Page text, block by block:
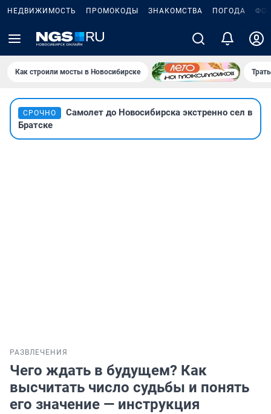
НЕДВИЖИМОСТЬ ПРОМОКОДЫ ЗНАКОМСТВА ПОГОДА
Как строили мосты в Новосибирске
СРОЧНО
Самолет до Новосибирска экстренно сел в
Братске
РАЗВЛЕЧЕНИЯ
Чего ждать в будущем? Как
высчитать число судьбы и понять
его значение — инструкция